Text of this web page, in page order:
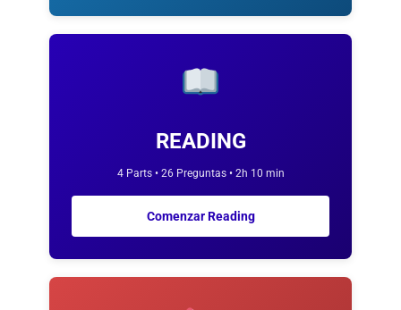
READING
4 Parts • 26 Preguntas • 2h 10 min
Comenzar Reading